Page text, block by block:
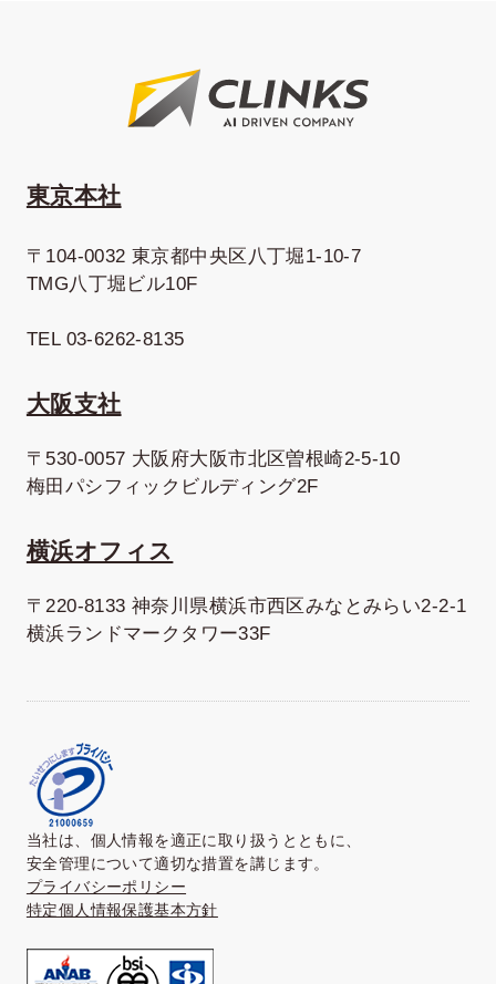
東京本社
〒104-0032 東京都中央区八丁堀1-10-7
TMG八丁堀ビル10F
TEL 03-6262-8135
大阪支社
〒530-0057 大阪府大阪市北区曽根崎2-5-10
梅田パシフィックビルディング2F
横浜オフィス
〒220-8133 神奈川県横浜市西区みなとみらい2-2-1
横浜ランドマークタワー33F
当社は、個人情報を適正に取り扱うとともに、
安全管理について適切な措置を講じます。
プライバシーポリシー
特定個人情報保護基本方針